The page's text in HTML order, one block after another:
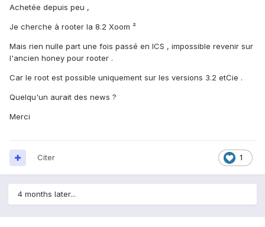
Achetée depuis peu ,
Je cherche à rooter la 8.2 Xoom ²
Mais rien nulle part une fois passé en ICS , impossible revenir sur
l'ancien honey pour rooter .
Car le root est possible uniquement sur les versions 3.2 etCie .
Quelqu'un aurait des news ?
Merci
1
Citer
4 months later...